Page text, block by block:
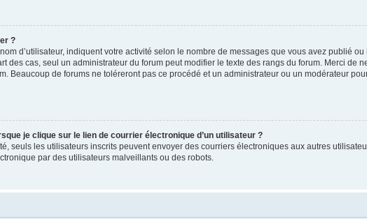
?
d’utilisateur, indiquent votre activité selon le nombre de messages que vous avez publié
des cas, seul un administrateur du forum peut modifier le texte des rangs du forum. Merci de
Beaucoup de forums ne toléreront pas ce procédé et un administrateur ou un modérateur
je clique sur le lien de courrier électronique d’un utilisateur ?
seuls les utilisateurs inscrits peuvent envoyer des courriers électroniques aux autres
par des utilisateurs malveillants ou des robots.